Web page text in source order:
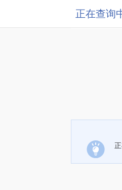
正在查询